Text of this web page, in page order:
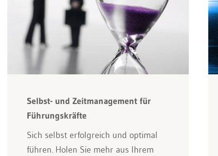
Selbst- und Zeitmanagement für
Führungskräfte
Sich selbst erfolgreich und optimal
führen. Holen Sie mehr aus Ihrem